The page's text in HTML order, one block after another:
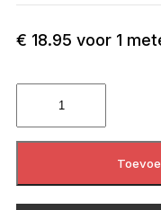
€ 18.95 voor 1